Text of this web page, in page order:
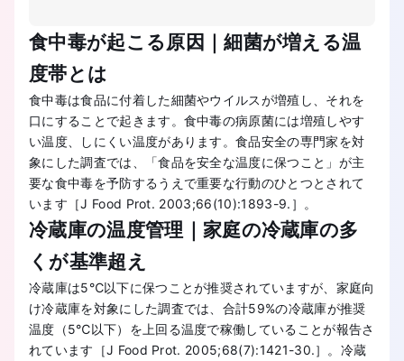
食中毒が起こる原因｜細菌が増える温
度帯とは
食中毒は食品に付着した細菌やウイルスが増殖し、それを
口にすることで起きます。食中毒の病原菌には増殖しやす
い温度、しにくい温度があります。食品安全の専門家を対
象にした調査では、「食品を安全な温度に保つこと」が主
要な食中毒を予防するうえで重要な行動のひとつとされて
います［J Food Prot. 2003;66(10):1893-9.］。
冷蔵庫の温度管理｜家庭の冷蔵庫の多
くが基準超え
冷蔵庫は5℃以下に保つことが推奨されていますが、家庭向
け冷蔵庫を対象にした調査では、合計59%の冷蔵庫が推奨
温度（5℃以下）を上回る温度で稼働していることが報告さ
れています［J Food Prot. 2005;68(7):1421-30.］。冷蔵